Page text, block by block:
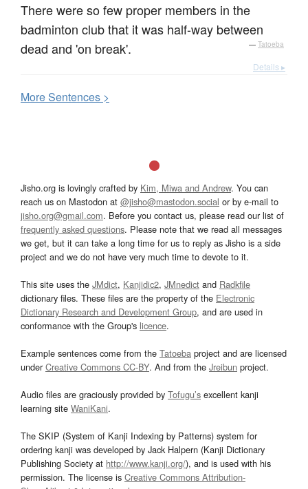
There were so few proper members in the
badminton club that it was half-way between
dead and 'on break'.
— Tatoeba
Details ▸
MoreSentences >
Jisho.org is lovingly crafted by Kim, Miwa and Andrew. You can
reach us on Mastodon at @jisho@mastodon.social or by e-mail to
jisho.org@gmail.com. Before you contact us, please read our list of
frequently asked questions. Please note that we read all messages
we get, but it can take a long time for us to reply as Jisho is a side
project and we do not have very much time to devote to it.
This site uses the JMdict, Kanjidic2, JMnedict and Radkfile
dictionary files. These files are the property of the Electronic
Dictionary Research and Development Group, and are used in
conformance with the Group's licence.
Example sentences come from the Tatoeba project and are licensed
underCreative Commons CC-BY. And from the Jreibun project.
Audio files are graciously provided by Tofugu’s excellent kanji
learning site WaniKani.
The SKIP (System of Kanji Indexing by Patterns) system for
ordering kanji was developed by Jack Halpern (Kanji Dictionary
Publishing Society at http://www.kanji.org/), and is used with his
permission. The license is Creative Commons Attribution-